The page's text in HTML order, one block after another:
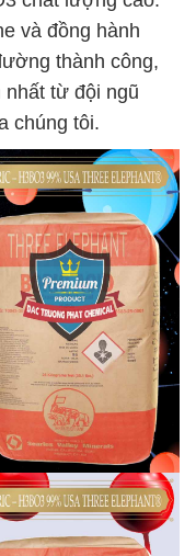
và đồng hành
thành công,
từ đội ngũ
chúng tôi.